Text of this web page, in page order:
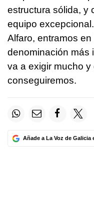
estructura sólida, y
equipo
Alfaro, entramos
denominación más
va a exigir mucho y
conseguiremos.
Añade a La Voz de Galicia